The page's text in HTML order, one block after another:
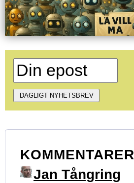
KOMMENTARER
Jan Tångring